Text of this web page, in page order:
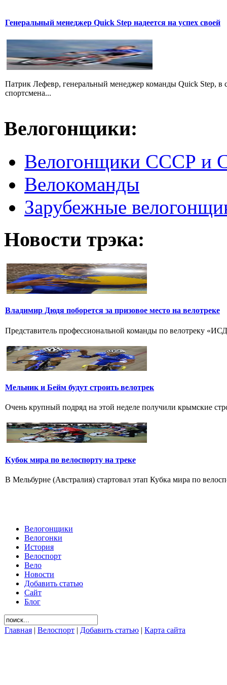
Генеральный менеджер Quick Step надеется на успех своей
Патрик Лефевр, генеральный менеджер команды Quick Step, в
спортсмена...
Велогонщики:
Велогонщики СССР и
Велокоманды
Зарубежные
Новости трэка:
Владимир Дюдя поборется за призовое место на велотреке
Представитель профессиональной команды по велотреку
Мельник и Бейм будут строить велотрек
Очень крупный подряд на этой неделе получили крымские
Кубок мира по велоспорту на треке
В Мельбурне (Австралия) стартовал этап Кубка мира по
Велогонщики
Велогонки
История
Велоспорт
Вело
Новости
Добавить статью
Сайт
Блог
Главная | Велоспорт | Добавить статью | Карта сайта